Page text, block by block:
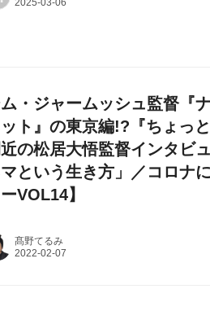
・ジャームッシュ監督『
ト』の東京編!?『ちょっ
の松居大悟監督インタビ
という生き方」／コロナ
VOL14】
髙野てるみ